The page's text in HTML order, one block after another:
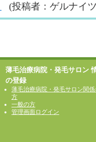
(投稿者：ゲルナイ
薄毛治療病院・発毛サロン
の登録
薄毛治療病院・発毛サロン関
方
一般の方
管理画面ログイン